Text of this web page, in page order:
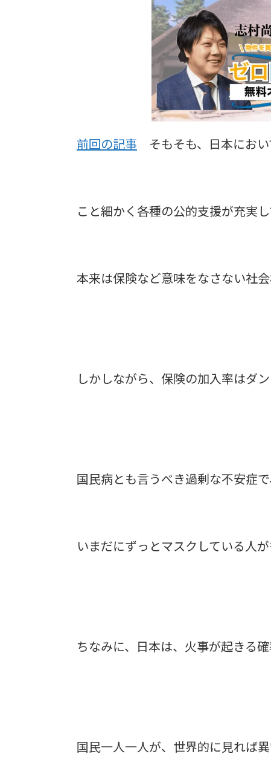
前回の記事 そもそも、日本におい
こと細かく各種の公的支援が充実し
本来は保険など意味をなさない社会
しかしながら、保険の加入率はダン
国民病とも言うべき過剰な不安症で
いまだにずっとマスクしている人
ちなみに、日本は、火事が起きる確
国民一人一人が、世界的に見れば